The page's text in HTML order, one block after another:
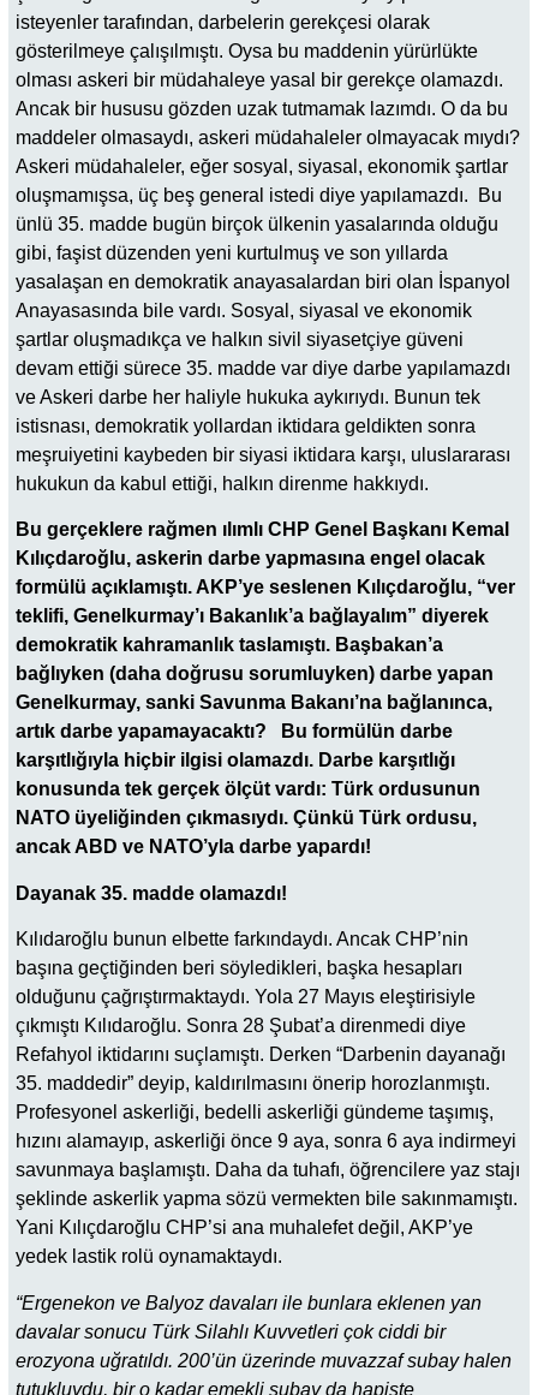
isteyenler tarafından, darbelerin gerekçesi olarak
gösterilmeye çalışılmıştı. Oysa bu maddenin yürürlükte
olması askeri bir müdahaleye yasal bir gerekçe olamazdı.
Ancak bir hususu gözden uzak tutmamak lazımdı. O da bu
maddeler olmasaydı, askeri müdahaleler olmayacak mıydı?
Askeri müdahaleler, eğer sosyal, siyasal, ekonomik şartlar
oluşmamışsa, üç beş general istedi diye yapılamazdı. Bu
ünlü 35. madde bugün birçok ülkenin yasalarında olduğu
gibi, faşist düzenden yeni kurtulmuş ve son yıllarda
yasalaşan en demokratik anayasalardan biri olan İspanyol
Anayasasında bile vardı. Sosyal, siyasal ve ekonomik
şartlar oluşmadıkça ve halkın sivil siyasetçiye güveni
devam ettiği sürece 35. madde var diye darbe yapılamazdı
ve Askeri darbe her haliyle hukuka aykırıydı. Bunun tek
istisnası, demokratik yollardan iktidara geldikten sonra
meşruiyetini kaybeden bir siyasi iktidara karşı, uluslararası
hukukun da kabul ettiği, halkın direnme hakkıydı.
Bu gerçeklere rağmen ılımlı CHP Genel Başkanı Kemal
Kılıçdaroğlu, askerin darbe yapmasına engel olacak
formülü açıklamıştı. AKP’ye seslenen Kılıçdaroğlu, “ver
teklifi, Genelkurmay’ı Bakanlık’a bağlayalım” diyerek
demokratik kahramanlık taslamıştı. Başbakan’a
bağlıyken (daha doğrusu sorumluyken) darbe yapan
Genelkurmay, sanki Savunma Bakanı’na bağlanınca,
artık darbe yapamayacaktı? Bu formülün darbe
karşıtlığıyla hiçbir ilgisi olamazdı. Darbe karşıtlığı
konusunda tek gerçek ölçüt vardı: Türk ordusunun
NATO üyeliğinden çıkmasıydı. Çünkü Türk ordusu,
ancak ABD ve NATO’yla darbe yapardı!
Dayanak 35. madde olamazdı!
Kılıdaroğlu bunun elbette farkındaydı. Ancak CHP’nin
başına geçtiğinden beri söyledikleri, başka hesapları
olduğunu çağrıştırmaktaydı. Yola 27 Mayıs eleştirisiyle
çıkmıştı Kılıdaroğlu. Sonra 28 Şubat’a direnmedi diye
Refahyol iktidarını suçlamıştı. Derken “Darbenin dayanağı
35. maddedir” deyip, kaldırılmasını önerip horozlanmıştı.
Profesyonel askerliği, bedelli askerliği gündeme taşımış,
hızını alamayıp, askerliği önce 9 aya, sonra 6 aya indirmeyi
savunmaya başlamıştı. Daha da tuhafı, öğrencilere yaz stajı
şeklinde askerlik yapma sözü vermekten bile sakınmamıştı.
Yani Kılıçdaroğlu CHP’si ana muhalefet değil, AKP’ye
yedek lastik rolü oynamaktaydı.
“Ergenekon ve Balyoz davaları ile bunlara eklenen yan
davalar sonucu Türk Silahlı Kuvvetleri çok ciddi bir
erozyona uğratıldı. 200’ün üzerinde muvazzaf subay halen
tutukluydu, bir o kadar emekli subay da hapiste